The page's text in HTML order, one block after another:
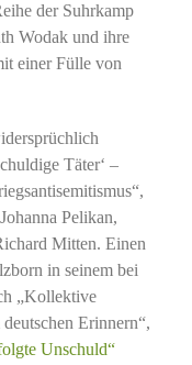
der Suhrkamp
Wodak und ihre
einer Fülle von
Täter‘ –
Pelikan,
Mitten. Einen
in seinem bei
„Kollektive
Erinnern“,
Unschuld“